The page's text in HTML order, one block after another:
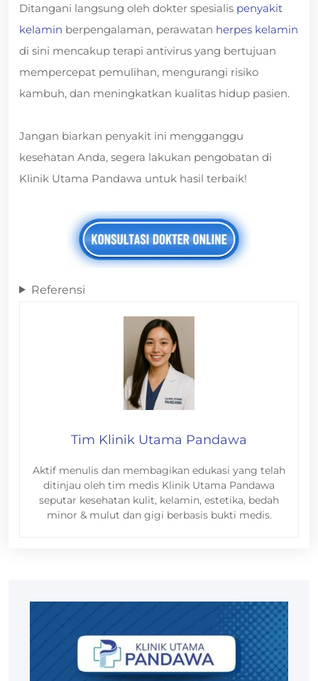
Ditangani langsung oleh dokter spesialis penyakit
kelamin berpengalaman, perawatan herpes kelamin
di sini mencakup terapi antivirus yang bertujuan
mempercepat pemulihan, mengurangi risiko
kambuh, dan meningkatkan kualitas hidup pasien.
Jangan biarkan penyakit ini mengganggu
kesehatan Anda, segera lakukan pengobatan di
Klinik Utama Pandawa untuk hasil terbaik!
Referensi
Tim Klinik Utama Pandawa
Aktif menulis dan membagikan edukasi yang telah
ditinjau oleh tim medis Klinik Utama Pandawa
seputar kesehatan kulit, kelamin, estetika, bedah
minor & mulut dan gigi berbasis bukti medis.